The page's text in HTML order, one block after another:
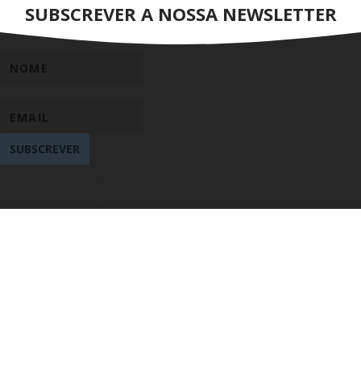
SUBSCREVER A NOSSA NEWSLETTER
SUBSCREVER